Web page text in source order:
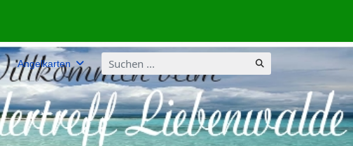
Angelkarten
Suchen
...